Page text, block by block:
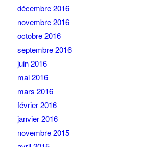
décembre 2016
novembre 2016
octobre 2016
septembre 2016
juin 2016
mai 2016
mars 2016
février 2016
janvier 2016
novembre 2015